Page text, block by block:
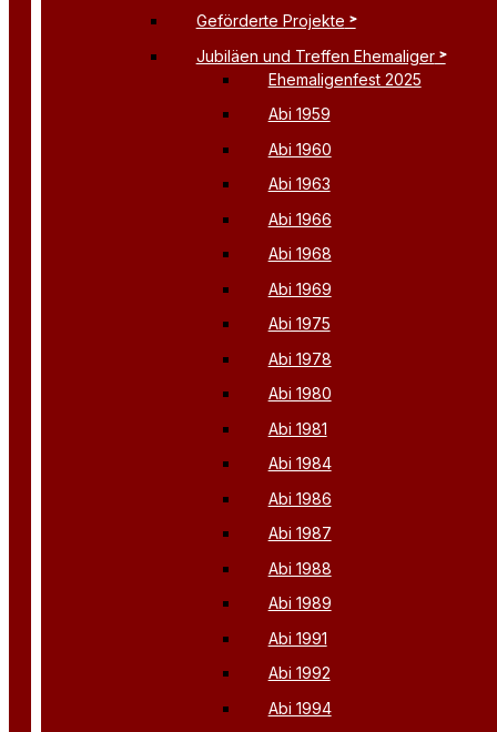
Geförderte Projekte
Jubiläen und Treffen Ehemaliger
Ehemaligenfest 2025
Abi 1959
Abi 1960
Abi 1963
Abi 1966
Abi 1968
Abi 1969
Abi 1975
Abi 1978
Abi 1980
Abi 1981
Abi 1984
Abi 1986
Abi 1987
Abi 1988
Abi 1989
Abi 1991
Abi 1992
Abi 1994